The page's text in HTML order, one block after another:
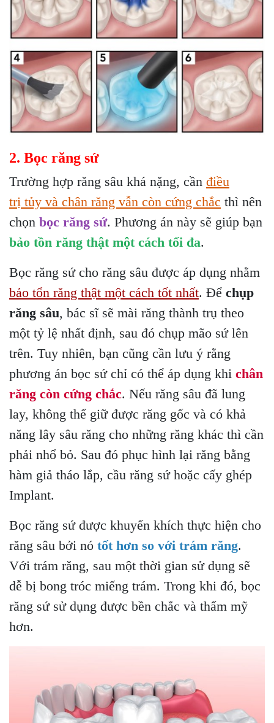
2. Bọc răng sứ
Trường hợp răng sâu khá nặng, cần điều
trị tủy và chân răng vẫn còn cứng chắc thì nên
chọn bọc răng sứ. Phương án này sẽ giúp bạn
bảo tồn răng thật một cách tối đa.
Bọc răng sứ cho răng sâu được áp dụng nhằm
bảo tổn răng thật một cách tốt nhất. Để chụp
răng sâu, bác sĩ sẽ mài răng thành trụ theo
một tỷ lệ nhất định, sau đó chụp mão sứ lên
trên. Tuy nhiên, bạn cũng cần lưu ý rằng
phương án bọc sứ chỉ có thể áp dụng khi chân
răng còn cứng chắc. Nếu răng sâu đã lung
lay, không thể giữ được răng gốc và có khả
năng lây sâu răng cho những răng khác thì cần
phải nhổ bỏ. Sau đó phục hình lại răng bằng
hàm giả tháo lắp, cầu răng sứ hoặc cấy ghép
Implant.
Bọc răng sứ được khuyến khích thực hiện cho
răng sâu bởi nó tốt hơn so với trám răng.
Với trám răng, sau một thời gian sử dụng sẽ
dễ bị bong tróc miếng trám. Trong khi đó, bọc
răng sứ sử dụng được bền chắc và thẩm mỹ
hơn.